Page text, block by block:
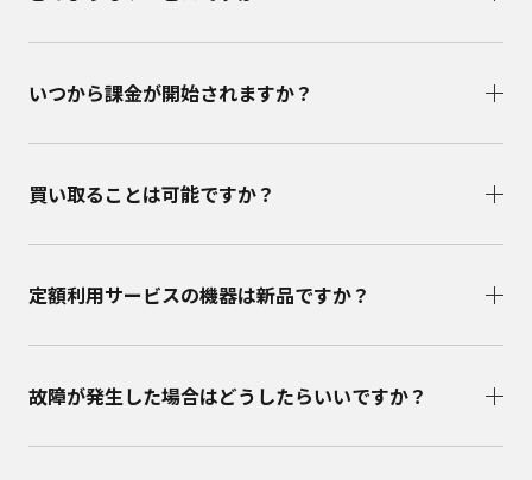
いつから課金が開始されますか？
買い取ることは可能ですか？
定額利用サービスの機器は新品ですか？
故障が発生した場合はどうしたらいいですか？